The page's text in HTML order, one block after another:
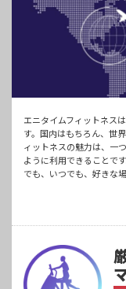
エニタイムフィットネス
す。国内はもちろん、世
ィットネスの魅力は、一
ように利用できることで
でも、いつでも、好きな